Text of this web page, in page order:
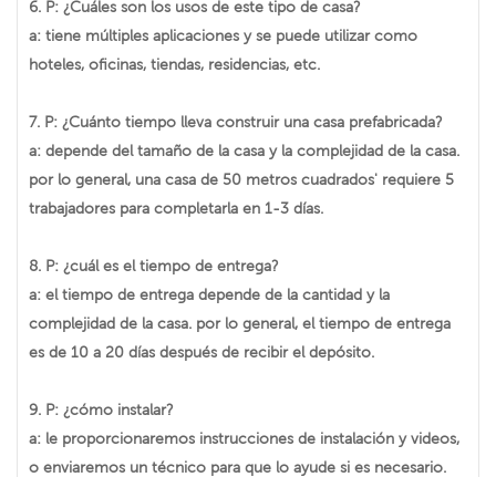
6. P: ¿Cuáles son los usos de este tipo de casa?
a: tiene múltiples aplicaciones y se puede utilizar como
hoteles, oficinas, tiendas, residencias, etc.
7. P: ¿Cuánto tiempo lleva construir una casa prefabricada?
a: depende del tamaño de la casa y la complejidad de la casa.
por lo general, una casa de 50 metros cuadrados' requiere 5
trabajadores para completarla en 1-3 días.
8. P: ¿cuál es el tiempo de entrega?
a: el tiempo de entrega depende de la cantidad y la
complejidad de la casa. por lo general, el tiempo de entrega
es de 10 a 20 días después de recibir el depósito.
9. P: ¿cómo instalar?
a: le proporcionaremos instrucciones de instalación y videos,
o enviaremos un técnico para que lo ayude si es necesario.